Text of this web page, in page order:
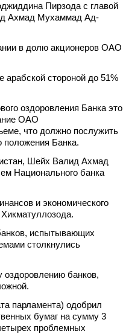
Пирзода с главой
Ахмад Мухаммад Ад-
в долю акционеров ОАО
арабской стороной до 51%
оздоровления Банка это
ОАО
что должно послужить
Банка.
Шейх Валид Ахмад
Национального банка
и экономического
испытывающих
столкнулись
банков,
парламента) одобрил
бумаг на сумму 3
проблемных